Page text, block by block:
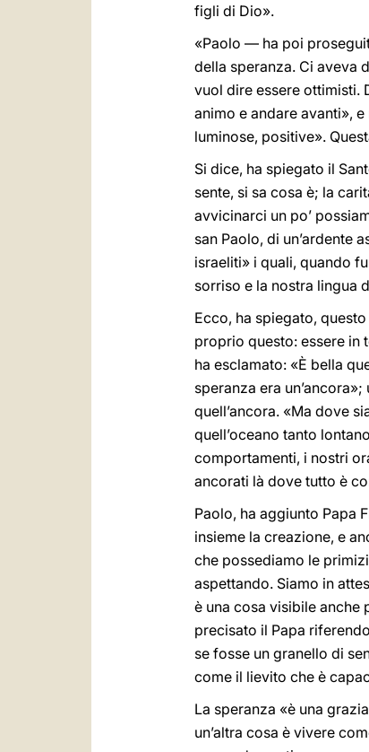
figli di Dio».
«Paolo — ha poi
della speranza. Ci aveva
vuol dire essere ottimisti.
animo e andare avanti»,
luminose, positive».
Si dice, ha spiegato il
sente, si sa cosa è; la
avvicinarci un po’
san Paolo, di un’ardente
israeliti» i quali, quando
sorriso e la nostra lingua
Ecco, ha spiegato,
proprio questo: essere in
ha esclamato: «È bella
speranza era
quell’ancora. «Ma dove
quell’oceano tanto
comportamenti, i nostri
ancorati là dove tutto è
Paolo, ha aggiunto Papa
insieme la creazione, e
che possediamo le
aspettando. Siamo in
è una cosa visibile
precisato il Papa
se fosse un granello di
come il lievito che è
La speranza «è una
un’altra cosa è vivere